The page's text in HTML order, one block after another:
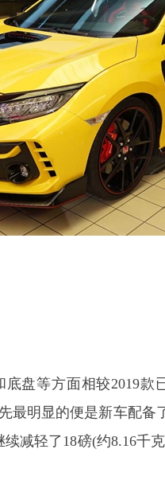
底盘等方面相较2019
最明显的便是新车配备
减轻了18磅(约8.16千